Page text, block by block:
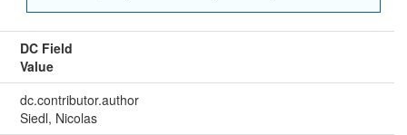
DC Field
Value
dc.contributor.author
Siedl, Nicolas